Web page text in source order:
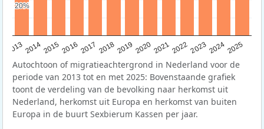
20132014201520162017 20182019 202020212022202320242025
20%
20%
Autochtoon of migratieachtergrond in Nederland voor de
periode van 2013 tot en met 2025: Bovenstaande grafiek
toont de verdeling van de bevolking naar herkomst uit
Nederland, herkomst uit Europa en herkomst van buiten
Europa in de buurt Sexbierum Kassen per jaar.